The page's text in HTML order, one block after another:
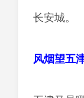
长安城。
风烟望五